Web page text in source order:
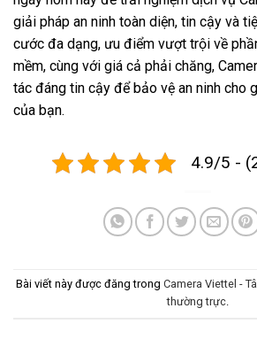
giải pháp an ninh toàn diện, tin cậy và
cước đa dạng, ưu điểm vượt trội về
mềm, cùng với giá cả phải chăng,
tác đáng tin cậy để bảo vệ an ninh cho
của bạn.
4.9/5 -
Bài viết này được đăng trong Camera Viettel -
thường trực.